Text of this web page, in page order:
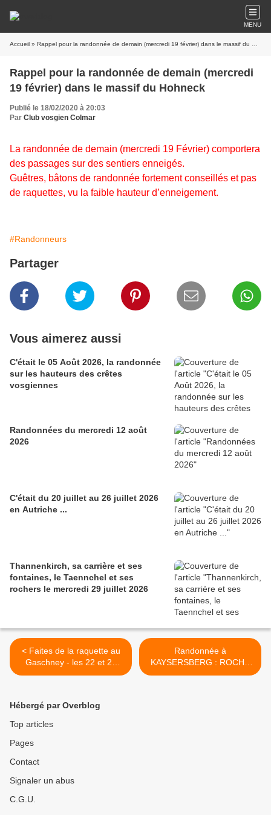
MENU
Accueil » Rappel pour la randonnée de demain (mercredi 19 février) dans le massif du Hohneck
Rappel pour la randonnée de demain (mercredi
19 février) dans le massif du Hohneck
Publié le 18/02/2020 à 20:03
Par Club vosgien Colmar
La randonnée de demain (mercredi 19 Février) comportera
des passages sur des sentiers enneigés.
Guêtres, bâtons de randonnée fortement conseillés et pas
de raquettes, vu la faible hauteur d’enneigement.
#Randonneurs
Partager
Vous aimerez aussi
C'était le 05 Août 2026, la randonnée
sur les hauteurs des crêtes
vosgiennes
Randonnées du mercredi 12 août
2026
C'était du 20 juillet au 26 juillet 2026
en Autriche ...
Thannenkirch, sa carrière et ses
fontaines, le Taennchel et ses
rochers le mercredi 29 juillet 2026
< Faites de la raquette au
Gaschney - les 22 et 23
février 2020
Randonnée à
KAYSERSBERG : ROCHE
DE TÉTRAS -
Hébergé par Overblog
Top articles
Pages
Contact
Signaler un abus
C.G.U.